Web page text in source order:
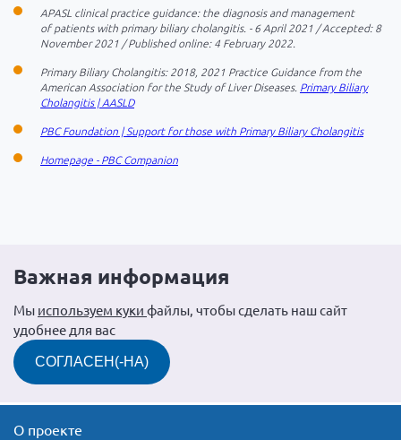
APASL clinical practice guidance: the diagnosis and management
of patients with primary biliary cholangitis. - 6 April 2021 / Accepted: 8
November 2021 / Published online: 4 February 2022.
Primary Biliary Cholangitis: 2018, 2021 Practice Guidance from the
American Association for the Study of Liver Diseases. Primary Biliary
Cholangitis | AASLD
PBC Foundation | Support for those with Primary Biliary Cholangitis
Homepage - PBC Companion
Важная информация
Мы используем куки файлы, чтобы сделать наш сайт
удобнее для вас
СОГЛАСЕН(-НА)
О проекте